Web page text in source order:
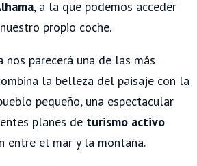
, a la que podemos acceder
propio coche.
parecerá una de las más
la belleza del paisaje con la
pequeño, una espectacular
planes de turismo activo
entre el mar y la montaña.